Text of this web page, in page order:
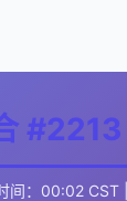
#2213
间：00:02 CST